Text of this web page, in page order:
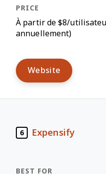
À partir de $8/
annuellement)
Website
6 Expensify